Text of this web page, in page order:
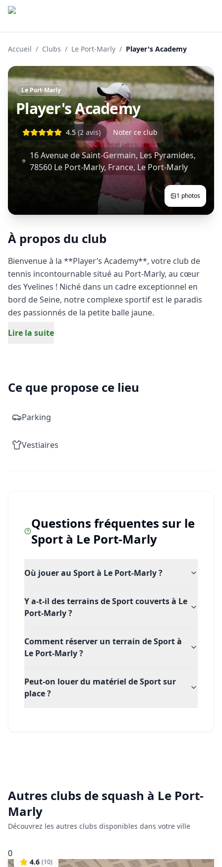
Accueil / Clubs / Le Port-Marly / Player's Academy
Le Port-Marly
Player's Academy
4.5 (2 avis) Noter ce club
16 Avenue de Saint-Germain, Les Pyramides,
78560 Le Port-Marly, France, Le Port-Marly
1 photos
À propos du club
Bienvenue à la **Player’s Academy**, votre club de
tennis incontournable situé au Port-Marly, au cœur
des Yvelines ! Niché dans un cadre exceptionnel en
bord de Seine, notre complexe sportif est le paradis
des passionnés de la petite balle jaune.
Que vous souhaitiez disputer un match amical,
vous attendent. Ici, la pratique du tennis se vit avec
s'adresse à tous les profils, du joueur loisir au
chaque échange !
Lire la suite
Ce que propose ce lieu
Parking
Vestiaires
Questions fréquentes sur le
Sportà Le Port-Marly
Où jouer au Sport à Le Port-Marly ?
Y a-t-il des terrains de Sport couverts à Le
Port-Marly ?
Comment réserver un terrain de Sport à
Le Port-Marly ?
Peut-on louer du matériel de Sport sur
place ?
Autres clubs de squash à Le Port-
Marly
Découvrez les autres clubs disponibles dans votre ville
0
4.6 (10)